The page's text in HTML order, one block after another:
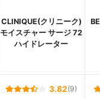
CLINIQUE(クリニーク)
モイスチャー サージ 72
ハイドレーター
3.82(9)